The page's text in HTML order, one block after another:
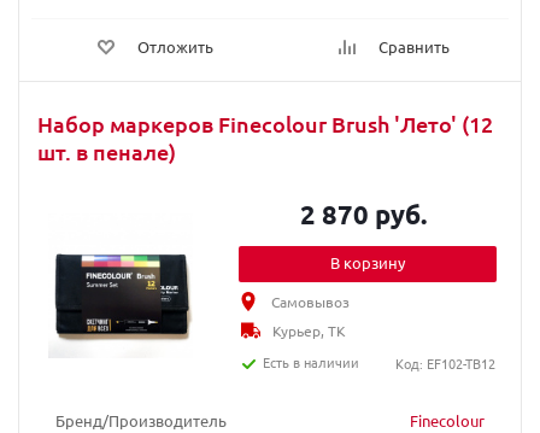
Отложить Сравнить
Набор маркеров Finecolour Brush 'Лето' (12
шт. в пенале)
Бренд/Производитель
Finecolour
2 870 руб.
В корзину
Самовывоз
Курьер, ТК
Есть в наличии
Код: EF102-TB12